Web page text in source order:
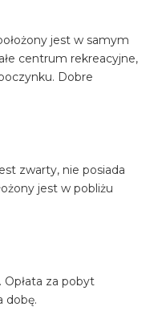
jest w samym
centrum rekreacyjne,
Dobre
zwarty, nie posiada
jest w pobliżu
za pobyt
dobę.